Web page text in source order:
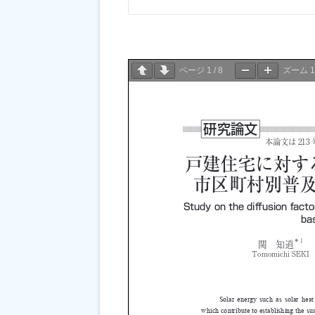
ページ 1 / 8 ズーム